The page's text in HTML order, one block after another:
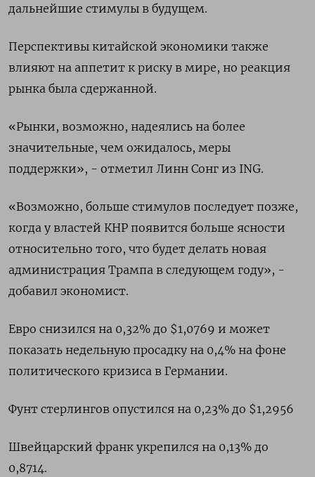
дальнейшие стимулы в будущем.
Перспективы китайской экономики также
влияют на аппетит к риску в мире, но реакция
рынка была сдержанной.
«Рынки, возможно, надеялись на более
значительные, чем ожидалось, меры
поддержки», - отметил Линн Сонг из ING.
«Возможно, больше стимулов последует позже,
когда у властей КНР появится больше ясности
относительно того, что будет делать новая
администрация Трампа в следующем году», -
добавил экономист.
Евро снизился на 0,32% до $1,0769 и может
показать недельную просадку на 0,4% на фоне
политического кризиса в Германии.
Фунт стерлингов опустился на 0,23% до $1,2956
Швейцарский франк укрепился на 0,13% до
0,8714.